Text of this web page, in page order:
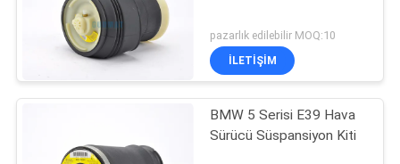
pazarlık edilebilir MOQ:10
İLETIŞIM
BMW 5 Serisi E39 Hava
Sürücü Süspansiyon Kiti